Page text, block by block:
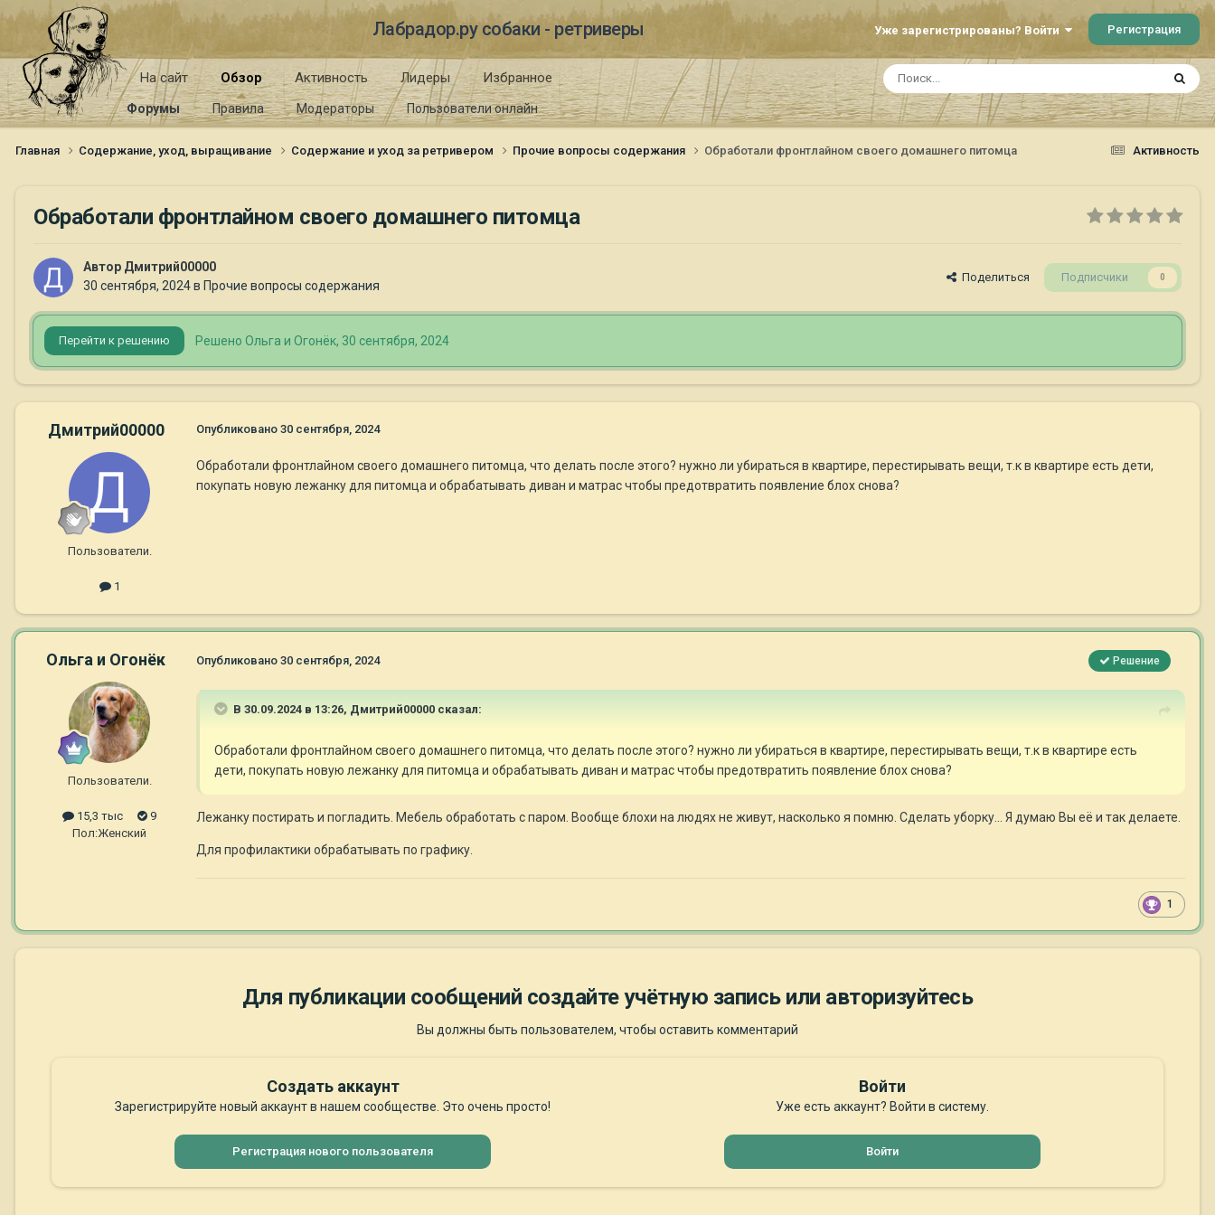
Лабрадор.ру собаки - ретриверы Уже зарегистрированы? Войти Регистрация
На сайт Обзор
Форумы Правила Модераторы Пользователи онлайн
Активность Лидеры Избранное
Активность
Главная Содержание, уход, выращивание Содержание и уход за ретривером Прочие вопросы содержания Обработали фронтлайном своего домашнего питомца
Обработали фронтлайном своего домашнего питомца
Автор Дмитрий00000
30 сентября, 2024в Прочие вопросы содержания
Поделиться Подписчики 0
Перейти к решению Решено Ольга и Огонёк, 30 сентября, 2024
Дмитрий00000
Пользователи.
1
Опубликовано 30 сентября, 2024
Обработали фронтлайном своего домашнего питомца, что делать после этого? нужно ли убираться в квартире, перестирывать вещи, т.к в квартире есть дети,
покупать новую лежанку для питомца и обрабатывать диван и матрас чтобы предотвратить появление блох снова?
Ольга и Огонёк
Пользователи.
15,3 тыс
9
Пол:Женский
Решение
Опубликовано 30 сентября, 2024
В 30.09.2024 в 13:26, Дмитрий00000 сказал:
Обработали фронтлайном своего домашнего питомца, что делать после этого? нужно ли убираться в квартире, перестирывать вещи, т.к в квартире есть
дети, покупать новую лежанку для питомца и обрабатывать диван и матрас чтобы предотвратить появление блох снова?
Лежанку постирать и погладить. Мебель обработать с паром. Вообще блохи на людях не живут, насколько я помню. Сделать уборку... Я думаю Вы её и так делаете.
Для профилактики обрабатывать по графику.
1
Для публикации сообщений создайте учётную запись или авторизуйтесь
Вы должны быть пользователем, чтобы оставить комментарий
Создать аккаунт
Зарегистрируйте новый аккаунт в нашем сообществе. Это очень просто!
Регистрация нового пользователя
Войти
Уже есть аккаунт? Войти в систему.
Войти